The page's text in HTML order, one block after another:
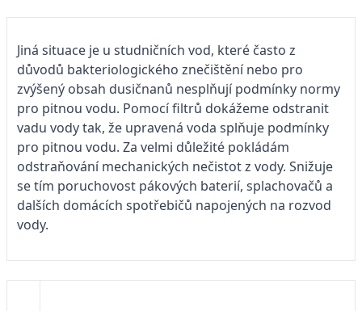
Jiná situace je u studničních vod, které často z
důvodů bakteriologického znečištění nebo pro
zvýšený obsah dusičnanů nesplňují podmínky normy
pro pitnou vodu. Pomocí filtrů dokážeme odstranit
vadu vody tak, že upravená voda splňuje podmínky
pro pitnou vodu. Za velmi důležité pokládám
odstraňování mechanických nečistot z vody. Snižuje
se tím poruchovost pákových baterií, splachovačů a
dalších domácích spotřebičů napojených na rozvod
vody.